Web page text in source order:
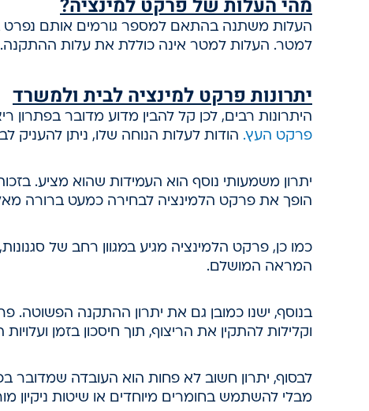
למטר. העלות למטר אינה כוללת את עלות ההתקנה.
יתרונות פרקט למינציה לבית ולמשרד
היתרונות רבים, לכן קל להבין מדוע מדובר
פרקט העץ. הודות לעלות הנוחה שלו, ניתן
יתרון משמעותי נוסף הוא העמידות שהוא מציע.
הופך את פרקט הלמינציה לבחירה כמעט ברורה
כמו כן, פרקט הלמינציה מגיע במגוון רחב של
המראה המושלם.
בנוסף, ישנו כמובן גם את יתרון ההתקנה הפשוטה.
וקלילות להתקין את הריצוף, תוך חיסכון בזמן
לבסוף, יתרון חשוב לא פחות הוא העובדה שמדובר
מבלי להשתמש בחומרים מיוחדים או שיטות ניקיון